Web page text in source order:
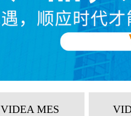
VIDEA MES